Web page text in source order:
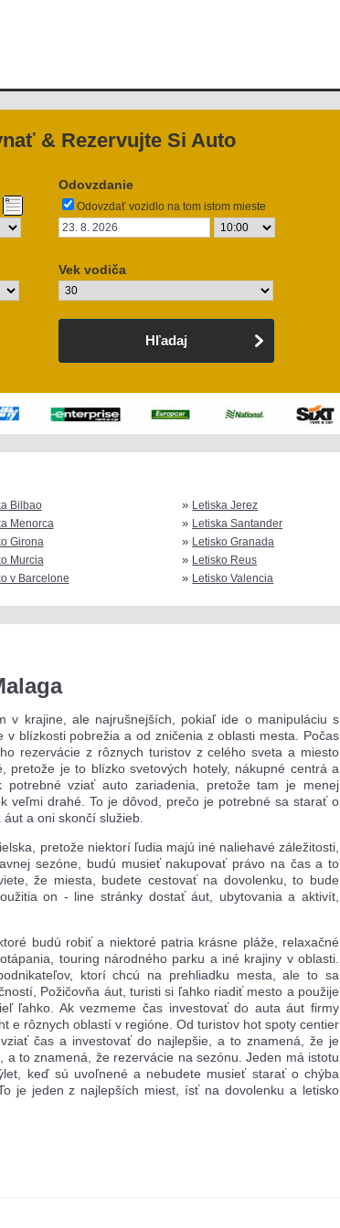
& Rezervujte Si Auto
Odovzdanie
Odovzdať vozidlo na tom istom mieste
Vek vodiča
Hľadaj
Bilbao » Letiska Jerez
Menorca » Letiska Santander
Girona » Letisko Granada
Murcia » Letisko Reus
v Barcelone » Letisko Valencia
v krajine, ale najrušnejších, pokiaľ ide o manipuláciu s
v blízkosti pobrežia a od zničenia z oblasti mesta. Počas
rezervácie z rôznych turistov z celého sveta a miesto
pretože je to blízko svetových hotely, nákupné centrá a
vziať auto zariadenia, pretože tam je menej
veľmi drahé. To je dôvod, prečo je potrebné sa starať o
a oni skončí služieb.
pretože niektorí ľudia majú iné naliehavé záležitosti,
sezóne, budú musieť nakupovať právo na čas a to
že miesta, budete cestovať na dovolenku, to bude
on - line stránky dostať áut, ubytovania a aktivít,
budú robiť a niektoré patria krásne pláže, relaxačné
touring národného parku a iné krajiny v oblasti.
ktorí chcú na prehliadku mesta, ale to sa
Požičovňa áut, turisti si ľahko riadiť mesto a použije
ľahko. Ak vezmeme čas investovať do auta áut firmy
e rôznych oblastí v regióne. Od turistov hot spoty centier
čas a investovať do najlepšie, a to znamená, že je
to znamená, že rezervácie na sezónu. Jeden má istotu
keď sú uvoľnené a nebudete musieť starať o chýba
je jeden z najlepších miest, ísť na dovolenku a letisko